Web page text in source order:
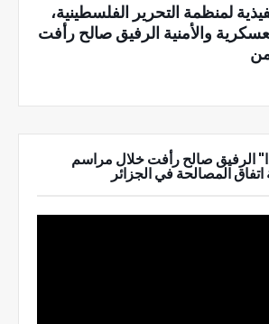
لمنظمة التحرير الفلسطينية،
والأمنية الرفيق صالح رأفت
الرفيق صالح رأفت خلال مراسم
اتفاق المصالحة في الجزائر